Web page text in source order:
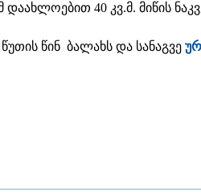
დაახლოებით 40 კვ.მ. მიწის
წინ ბალახს და სანაგვე